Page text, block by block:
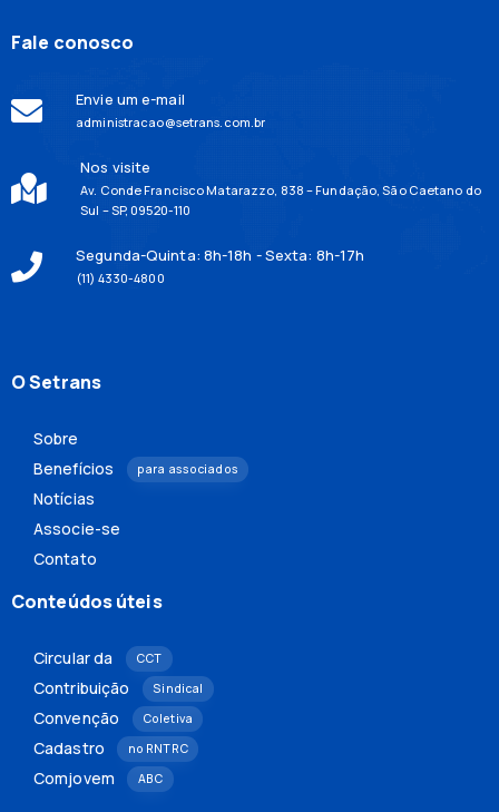
Fale conosco
Envie um e-mail
administracao@setrans.com.br
Nos visite
Av. Conde Francisco Matarazzo, 838 – Fundação, São Caetano do
Sul – SP, 09520-110
Segunda-Quinta: 8h-18h - Sexta: 8h-17h
(11) 4330-4800
O Setrans
Sobre
Benefícios
para associados
Notícias
Associe-se
Contato
Conteúdos úteis
Circular da CCT
Contribuição Sindical
Convenção Coletiva
Cadastro no RNTRC
Comjovem ABC